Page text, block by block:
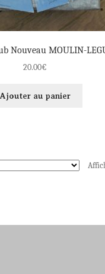
Nouveau MOULIN-
20.00€
Ajouter au panier